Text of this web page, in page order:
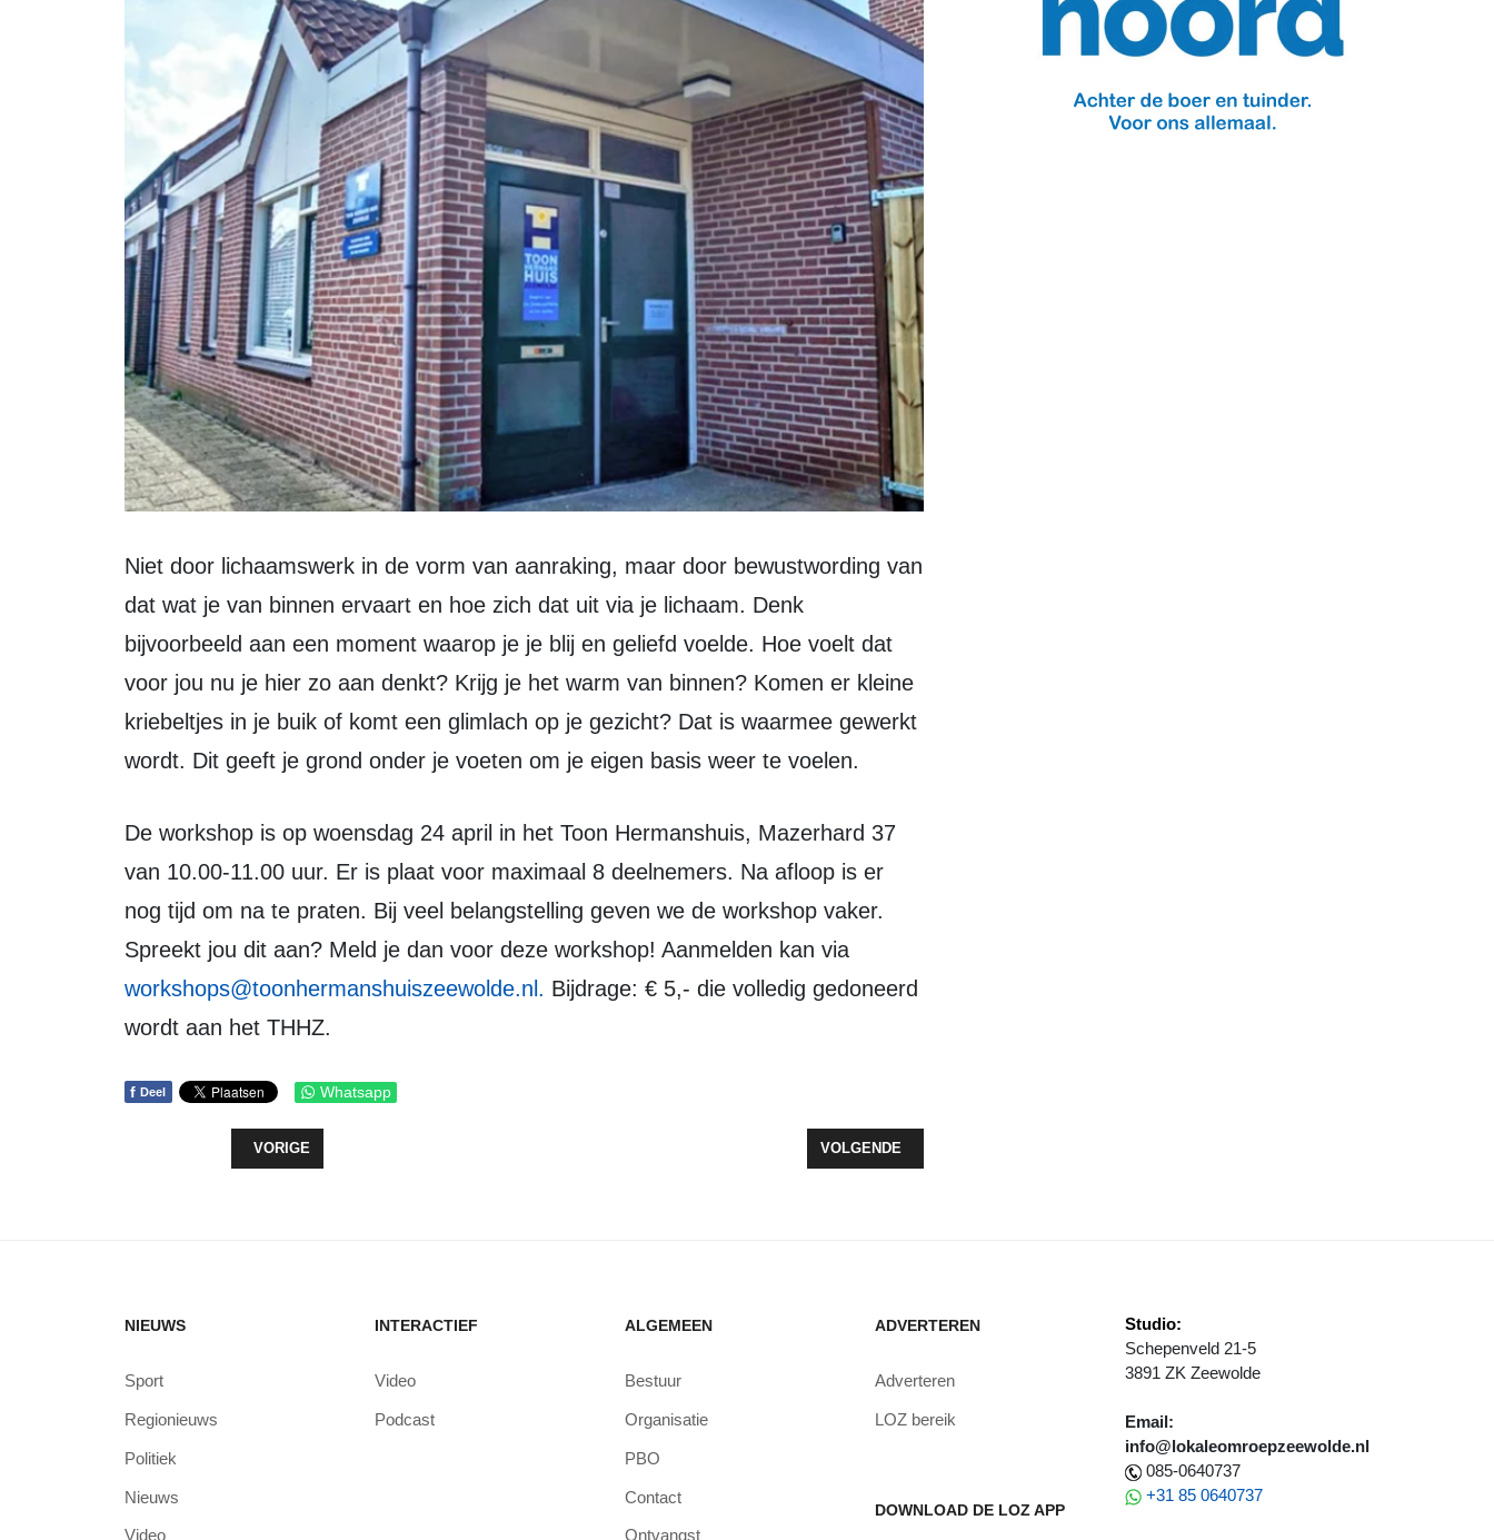
Niet door lichaamswerk in de vorm van aanraking, maar door bewustwording van
dat wat je van binnen ervaart en hoe zich dat uit via je lichaam. Denk
bijvoorbeeld aan een moment waarop je je blij en geliefd voelde. Hoe voelt dat
voor jou nu je hier zo aan denkt? Krijg je het warm van binnen? Komen er kleine
kriebeltjes in je buik of komt een glimlach op je gezicht? Dat is waarmee gewerkt
wordt. Dit geeft je grond onder je voeten om je eigen basis weer te voelen.
De workshop is op woensdag 24 april in het Toon Hermanshuis, Mazerhard 37
van 10.00-11.00 uur. Er is plaat voor maximaal 8 deelnemers. Na afloop is er
nog tijd om na te praten. Bij veel belangstelling geven we de workshop vaker.
Spreekt jou dit aan? Meld je dan voor deze workshop! Aanmelden kan via
workshops@toonhermanshuiszeewolde.nl . Bijdrage: € 5,- die volledig gedoneerd
wordt aan het THHZ.
f Deel Whatsapp
VORIG ARTIKEL: GROOTSE REÜNIE POLDERPIONIERS IN FEESTTENT
VORIGE VOLGENDE ARTIKEL: MANTELZORGBIJEENKOMT "ZOVEEL REGELZAKEN"
VOLGENDE
NIEUWS
Sport
Regionieuws
Politiek
Nieuws
Video
INTERACTIEF
Video
Podcast
ALGEMEEN
Bestuur
Organisatie
PBO
Contact
Ontvangst
ADVERTEREN
Adverteren
LOZ bereik
DOWNLOAD DE LOZ APP
Studio:
Schepenveld 21-5
3891 ZK Zeewolde
Email:
info@lokaleomroepzeewolde.nl
085-0640737
+31 85 0640737